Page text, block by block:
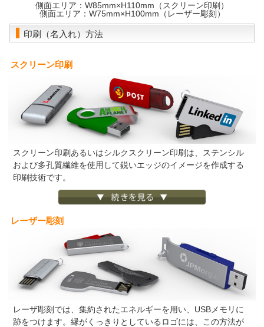
側面エリア：W85mm×H110mm（スクリーン印刷）
側面エリア：W75mm×H100mm（レーザー彫刻）
印刷（名入れ）方法
スクリーン印刷
スクリーン印刷あるいはシルクスクリーン印刷は、ステンシル
および多孔質繊維を使用して鋭いエッジのイメージを作成する
印刷技術です。
レーザー彫刻
レーザ彫刻では、集約されたエネルギーを用い、USBメモリに
跡をつけます。縁がくっきりとしているロゴには、この方法が